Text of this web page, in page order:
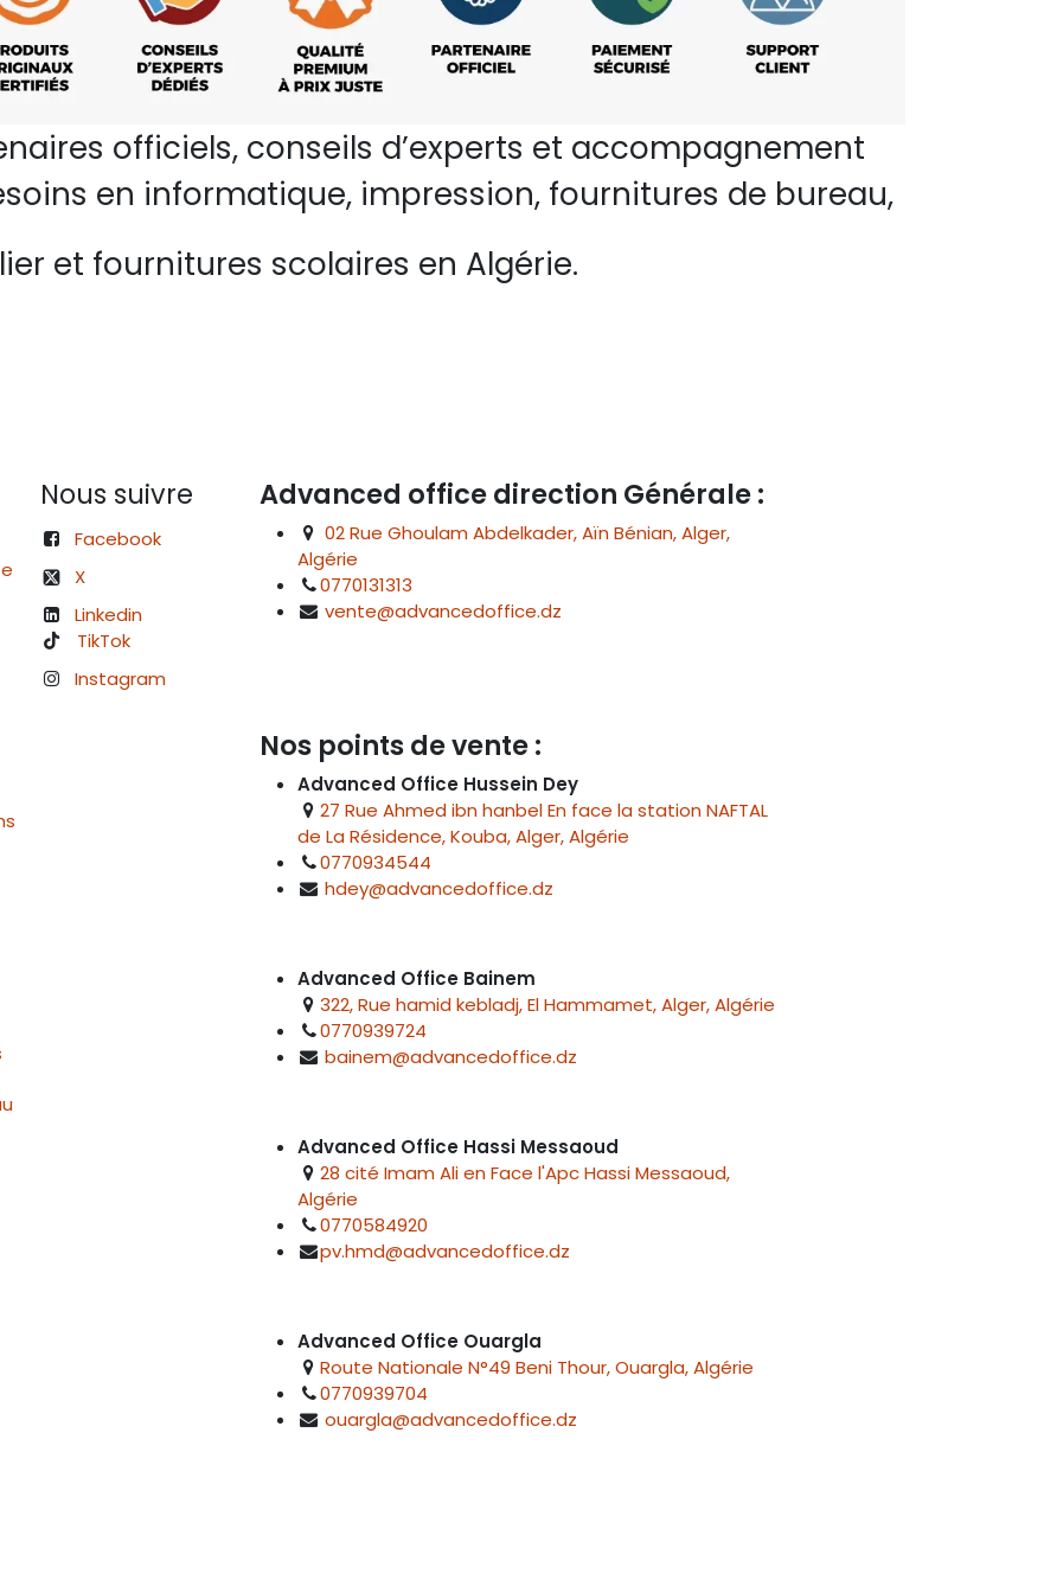
officiels, conseils d’experts et accompagnement
en informatique, impression, fournitures de bureau,
et fournitures scolaires en Algérie.
Nous suivre
Facebook
X
Linkedin
TikTok
Instagram
Advanced office direction Générale :
02 Rue Ghoulam Abdelkader, Aïn Bénian, Alger,
Algérie
0770131313
vente@advancedoffice.dz
Nos points de vente :
Advanced Office Hussein Dey
27 Rue Ahmed ibn hanbel En face la station NAFTAL
de La Résidence, Kouba, Alger, Algérie
0770934544
hdey@advancedoffice.dz
Advanced Office Bainem
322, Rue hamid kebladj, El Hammamet, Alger, Algérie
0770939724
bainem@advancedoffice.dz
Advanced Office Hassi Messaoud
28 cité Imam Ali en Face l'Apc Hassi Messaoud,
Algérie
0770584920
pv.hmd@advancedoffice.dz
Advanced Office Ouargla
Route Nationale N°49 Beni Thour, Ouargla, Algérie
0770939704
ouargla@advancedoffice.dz